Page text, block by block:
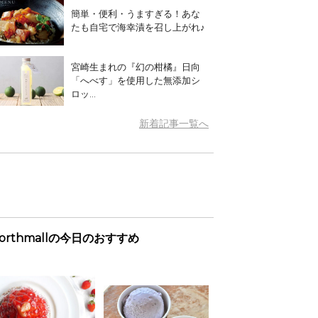
簡単・便利・うますぎる！あな
たも自宅で海幸漬を召し上がれ♪
宮崎生まれの『幻の柑橘』日向
「へべす」を使用した無添加シ
ロッ...
新着記事一覧へ
の今日のおすすめ